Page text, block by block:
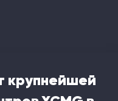
крупнейшей